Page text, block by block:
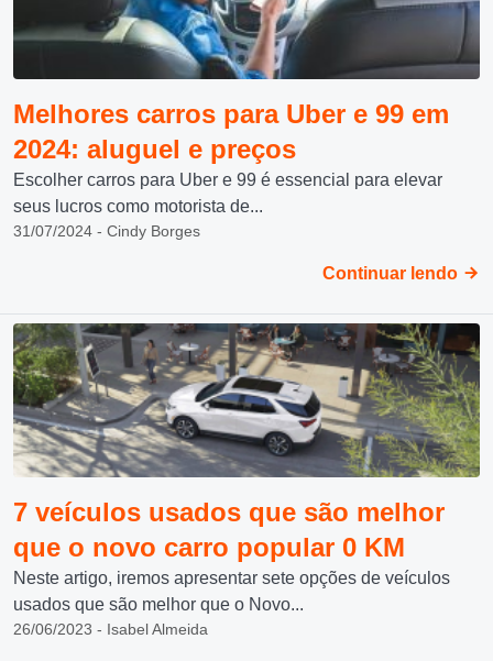
Melhores carros para Uber e 99 em
2024: aluguel e preços
Escolher carros para Uber e 99 é essencial para elevar
seus lucros como motorista de...
31/07/2024 - Cindy Borges
Continuar lendo
7 veículos usados que são melhor
que o novo carro popular 0 KM
Neste artigo, iremos apresentar sete opções de veículos
usados que são melhor que o Novo...
26/06/2023 - Isabel Almeida